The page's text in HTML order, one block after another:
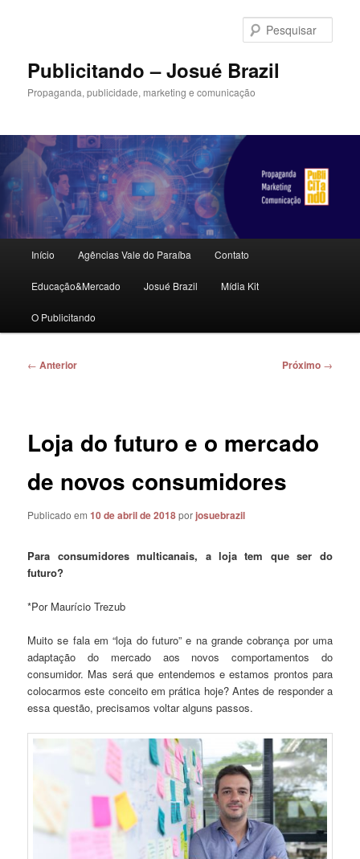
principalPublicitando – Josué Brazil
Propaganda, publicidade, marketing e comunicação
principal
Início Agências Vale do Paraíba Contato
Educação&Mercado Josué Brazil Mídia Kit
O Publicitando
Navegação
← Anterior Próximo →
Loja do futuro e o mercado
de novos consumidores
Publicado em10 de abril de 2018porjosuebrazil
Para consumidores multicanais, a loja tem que ser do
futuro?
*Por Maurício Trezub
Muito se fala em “loja do futuro” e na grande cobrança por uma
adaptação do mercado aos novos comportamentos do
consumidor. Mas será que entendemos e estamos prontos para
colocarmos este conceito em prática hoje? Antes de responder a
essa questão, precisamos voltar alguns passos.